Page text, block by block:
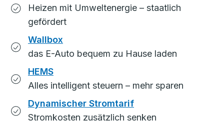
Heizen mit Umweltenergie – staatlich
gefördert
Wallbox
das E-Auto bequem zu Hause laden
HEMS
Alles intelligent steuern – mehr sparen
Dynamischer Stromtarif
Stromkosten zusätzlich senken